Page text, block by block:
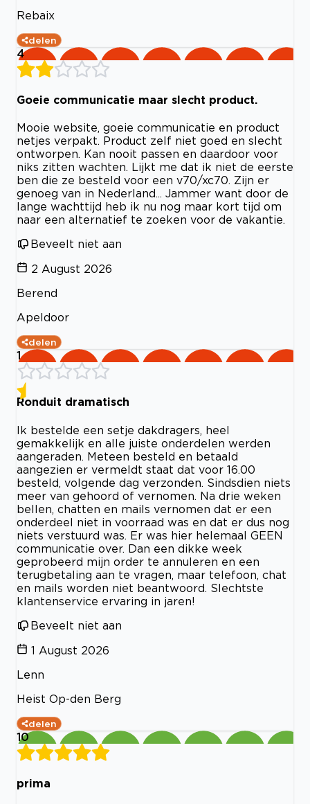
Rebaix
delen
4
Goeie communicatie maar slecht product.
Mooie website, goeie communicatie en product
netjes verpakt. Product zelf niet goed en slecht
ontworpen. Kan nooit passen en daardoor voor
niks zitten wachten. Lijkt me dat ik niet de eerste
ben die ze besteld voor een v70/xc70. Zijn er
genoeg van in Nederland... Jammer want door de
lange wachttijd heb ik nu nog maar kort tijd om
naar een alternatief te zoeken voor de vakantie.
Beveelt niet aan
2 August 2026
Berend
Apeldoor
delen
1
Ronduit dramatisch
Ik bestelde een setje dakdragers, heel
gemakkelijk en alle juiste onderdelen werden
aangeraden. Meteen besteld en betaald
aangezien er vermeldt staat dat voor 16.00
besteld, volgende dag verzonden. Sindsdien niets
meer van gehoord of vernomen. Na drie weken
bellen, chatten en mails vernomen dat er een
onderdeel niet in voorraad was en dat er dus nog
niets verstuurd was. Er was hier helemaal GEEN
communicatie over. Dan een dikke week
geprobeerd mijn order te annuleren en een
terugbetaling aan te vragen, maar telefoon, chat
en mails worden niet beantwoord. Slechtste
klantenservice ervaring in jaren!
Beveelt niet aan
1 August 2026
Lenn
Heist Op-den Berg
delen
10
prima